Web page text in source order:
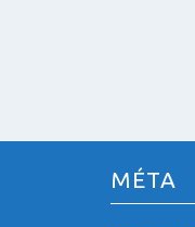
MÉTA